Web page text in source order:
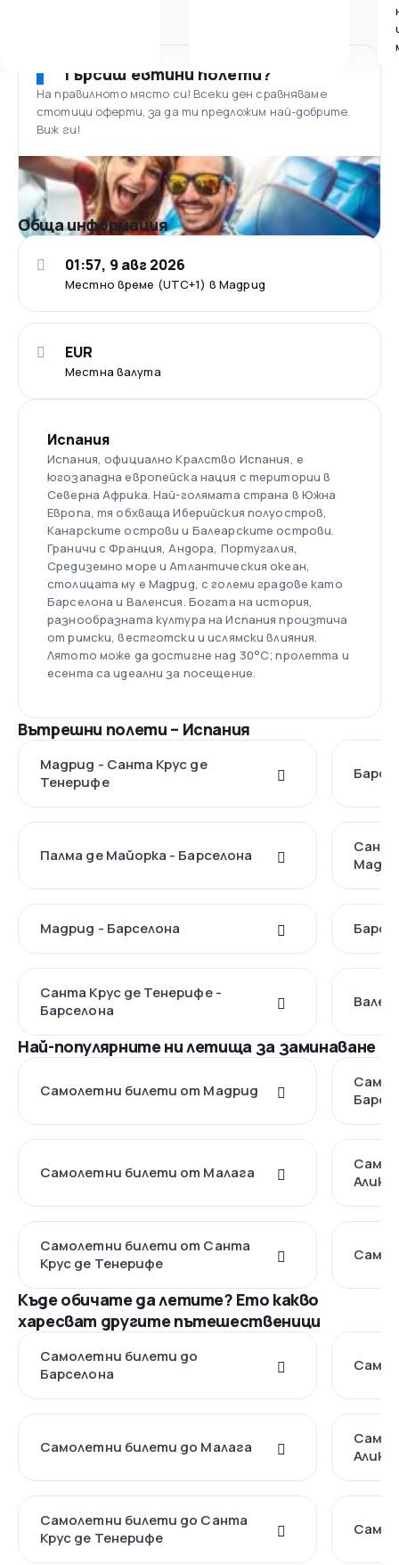
Търсиш евтини полети?
На правилното място си! Всеки ден сравняваме
стотици оферти, за да ти предложим най-добрите.
Виж ги!
Обща информация
Местно време (UTC+1) в Мадрид
01:57, 9 авг 2026
Местна валута
EUR
Испания
Испания, официално Кралство Испания, е
югозападна европейска нация с територии в
Северна Африка. Най-голямата страна в Южна
Европа, тя обхваща Иберийския полуостров,
Канарските острови и Балеарските острови.
Граничи с Франция, Андора, Португалия,
Средиземно море и Атлантическия океан,
столицата му е Мадрид, с големи градове като
Барселона и Валенсия. Богата на история,
разнообразната култура на Испания произтича
от римски, вестготски и ислямски влияния.
Лятото може да достигне над 30°C; пролетта и
есента са идеални за посещение.
Вътрешни полети – Испания
Мадрид - Санта Крус де
Тенерифе
Палма де Майорка - Барселона
Мадрид - Барселона
Санта Крус де Тенерифе -
Барселона
Най-популярните ни летища за заминаване
Самолетни билети от Мадрид
Самолетни билети от Малага
Самолетни билети от Санта
Крус де Тенерифе
Къде обичате да летите? Ето какво
харесват другите пътешественици
Самолетни билети до
Барселона
Самолетни билети до Малага
Самолетни билети до Санта
Крус де Тенерифе